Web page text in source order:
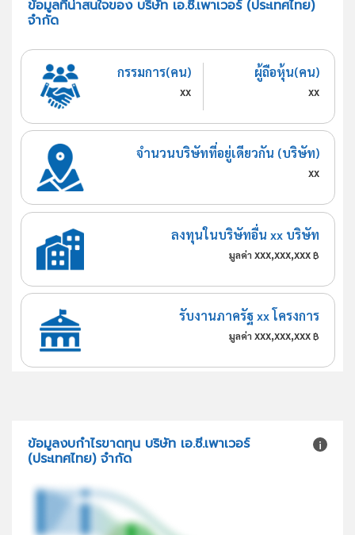
ข้อมูลที่น่าสนใจของ บริษัท เอ.ซี.เพาเวอร์ (ประเทศไทย)
จำกัด
กรรมการ(คน)
xx
ผู้ถือหุ้น(คน)
xx
จำนวนบริษัทที่อยู่เดียวกัน (บริษัท)
xx
ลงทุนในบริษัทอื่น xx บริษัท
มูลค่า xxx,xxx,xxx ฿
รับงานภาครัฐ xx โครงการ
มูลค่า xxx,xxx,xxx ฿
ข้อมูลงบกำไรขาดทุน บริษัท เอ.ซี.เพาเวอร์
(ประเทศไทย) จำกัด